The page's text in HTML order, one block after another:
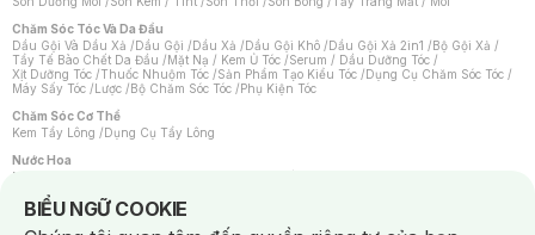
Chăm Sóc Tóc Và Da Đầu
Dầu Gội Và Dầu Xả /Dầu Gội /Dầu Xả /Dầu Gội Khô /Dầu Gội Xả 2in1 /Bộ Gội Xả /
Tẩy Tế Bào Chết Da Đầu /Mặt Nạ / Kem Ủ Tóc /Serum / Dầu Dưỡng Tóc /
Xịt Dưỡng Tóc /Thuốc Nhuộm Tóc /Sản Phẩm Tạo Kiểu Tóc /Dụng Cụ Chăm Sóc Tóc /
Máy Sấy Tóc /Lược /Bộ Chăm Sóc Tóc /Phụ Kiện Tóc
Chăm Sóc Cơ Thể
Kem Tẩy Lông /Dụng Cụ Tẩy Lông
Nước Hoa
Nước Hoa Nữ
Chăm Sóc Cá Nhân
BIỂU NGỮ COOKIE
Notice about cookies usage